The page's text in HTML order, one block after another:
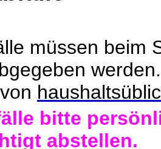
müssen beim
werden.
bitte
abstellen.